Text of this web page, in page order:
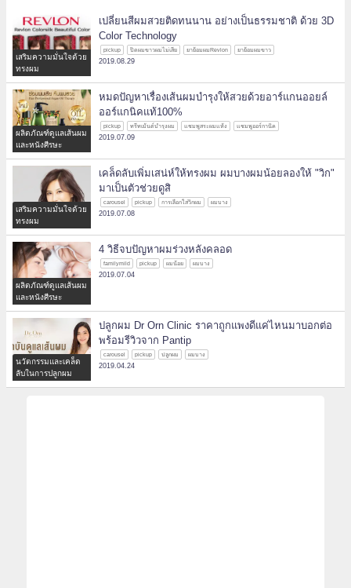
เสริมความมั่นใจด้วย
ทรงผม
เปลี่ยนสีผมสวยติดทนนาน อย่างเป็นธรรมชาติ ด้วย 3D
Color Technology
pickup ปิดผมขาวผมไม่เสีย ยาย้อมผมRevlon ยาย้อมผมขาว
2019.08.29
ผลิตภัณฑ์ดูแลเส้นผม
และหนังศีรษะ
หมดปัญหาเรื่องเส้นผมบำรุงให้สวยด้วยอาร์แกนออยล์
ออร์แกนิคแท้100%
pickup ทรีทเม้นต์บำรุงผม แชมพูสระผมแห้ง แชมพูออร์กานิค
2019.07.09
เสริมความมั่นใจด้วย
ทรงผม
เคล็ดลับเพิ่มเสน่ห์ให้ทรงผม ผมบางผมน้อยลองให้ "วิก"
มาเป็นตัวช่วยดูสิ
carousel pickup การเลือกใส่วิกผม ผมบาง
2019.07.08
ผลิตภัณฑ์ดูแลเส้นผม
และหนังศีรษะ
4 วิธีจบปัญหาผมร่วงหลังคลอด
familymild pickup ผมน้อย ผมบาง
2019.07.04
นวัตกรรมและเคล็ด
ลับในการปลูกผม
ปลูกผม Dr Orn Clinic ราคาถูกแพงดีแค่ไหนมาบอกต่อ
พร้อมรีวิวจาก Pantip
carousel pickup ปลูกผม ผมบาง
2019.04.24